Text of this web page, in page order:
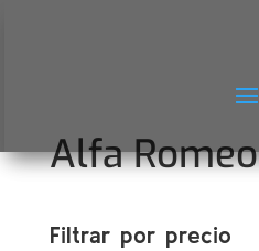
Alfa Romeo
Filtrar por precio